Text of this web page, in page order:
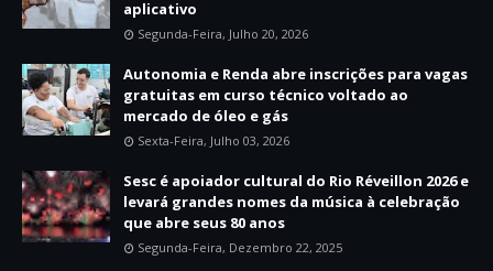
aplicativo
Segunda-Feira, Julho 20, 2026
Autonomia e Renda abre inscrições para vagas
gratuitas em curso técnico voltado ao
mercado de óleo e gás
Sexta-Feira, Julho 03, 2026
Sesc é apoiador cultural do Rio Réveillon 2026 e
levará grandes nomes da música à celebração
que abre seus 80 anos
Segunda-Feira, Dezembro 22, 2025